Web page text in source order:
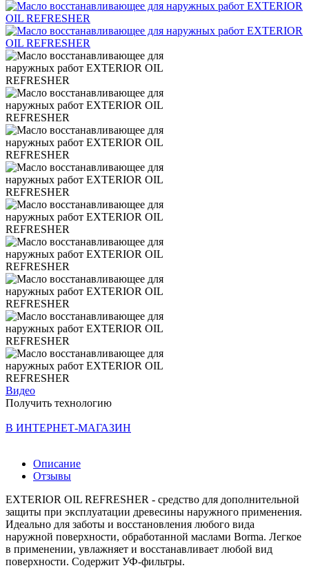
Видео
Получить технологию
В ИНТЕРНЕТ-МАГАЗИН
Описание
Отзывы
EXTERIOR OIL REFRESHER - средство для дополнительной
защиты при эксплуатации древесины наружного применения.
Идеально для заботы и восстановления любого вида
наружной поверхности, обработанной маслами Borma. Легкое
в применении, увлажняет и восстанавливает любой вид
поверхности. Содержит УФ-фильтры.